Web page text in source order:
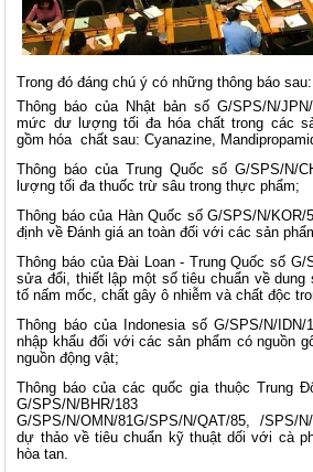
Trong đó đáng chú ý có những thông báo sau:
Thông báo của Nhật bản số G/SPS/N/
mức dư lượng tối đa hóa chất trong các
gồm hóa chất sau: Cyanazine,
Thông báo của Trung Quốc số G/SPS/N/
lượng tối đa thuốc trừ sâu trong thực phẩm;
Thông báo của Hàn Quốc số G/SPS/N/
định về Đánh giá an toàn đối với các sản
Thông báo của Đài Loan - Trung Quốc số
sửa đổi, thiết lập một số tiêu chuẩn về dung
tố nấm mốc, chất gây ô nhiễm và chất độc
Thông báo của Indonesia số G/SPS/N/
nhập khẩu đối với các sản phẩm có nguồn
nguồn động vật;
Thông báo của các quốc gia thuộc Trung
G/SPS/N/BHR/183 G/
G/SPS/N/OMN/81G/SPS/N/QAT/85, /SPS/
dự thảo về tiêu chuẩn kỹ thuật dối với cà
hòa tan.